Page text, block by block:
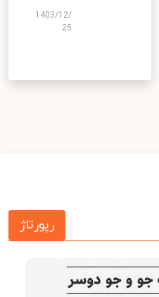
1403/12/
25
رپورتاژ